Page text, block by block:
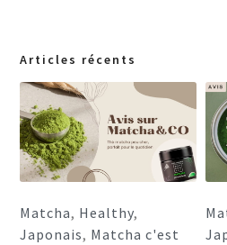
Articles récents
Matcha, Healthy,
Japonais, Matcha c'est